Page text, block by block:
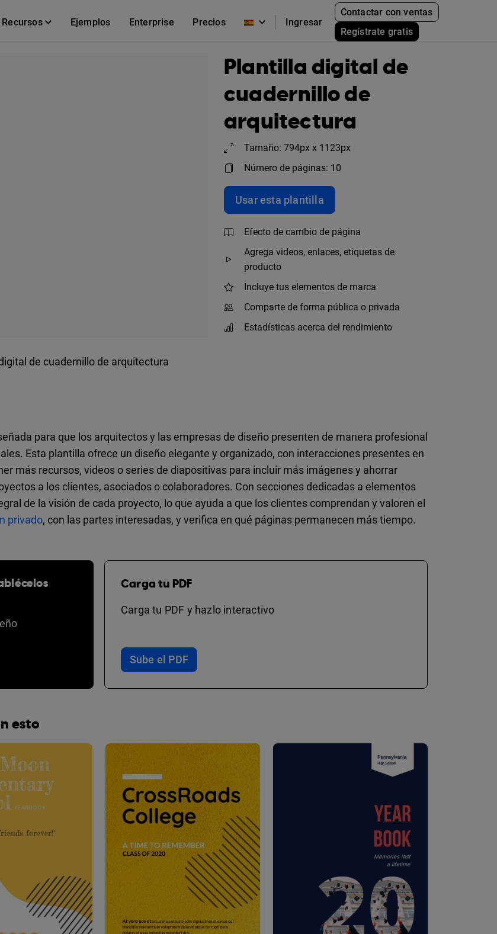
Recursos Ejemplos Enterprise Precios Ingresar
Contactar con ventas
Regístrate gratis
Plantilla digital de
cuadernillo de
arquitectura
Tamaño: 794px x 1123px
Número de páginas: 10
Usar esta plantilla
Efecto de cambio de página
Agrega videos, enlaces, etiquetas de
producto
Incluye tus elementos de marca
Comparte de forma pública o privada
Estadísticas acerca del rendimiento
de cuadernillo de arquitectura
para que los arquitectos y las empresas de diseño presenten de manera profesional
Esta plantilla ofrece un diseño elegante y organizado, con interacciones presentes en
más recursos, videos o series de diapositivas para incluir más imágenes y ahorrar
a los clientes, asociados o colaboradores. Con secciones dedicadas a elementos
de la visión de cada proyecto, lo que ayuda a que los clientes comprendan y valoren el
privado, con las partes interesadas, y verifica en qué páginas permanecen más tiempo.
Carga tu PDF
Carga tu PDF y hazlo interactivo
Sube el PDF
esto